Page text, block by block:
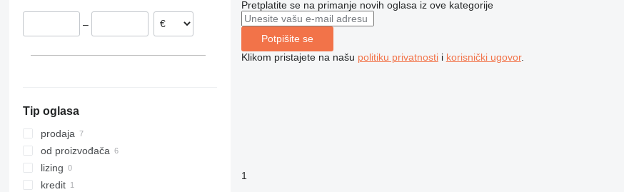
311
317
318
319
320
321
427
8008
8018
8025
8026
8030
3246
Liftlux
Pecolift
R-series
Toucan
SD
XR
–
Tip oglasa
prodaja
od proizvođača
lizing
kredit
Pretplatite se na primanje novih oglasa iz ove kategorije
Potpišite se
Klikom pristajete na našu politiku privatnostii korisnički ugovor.
1